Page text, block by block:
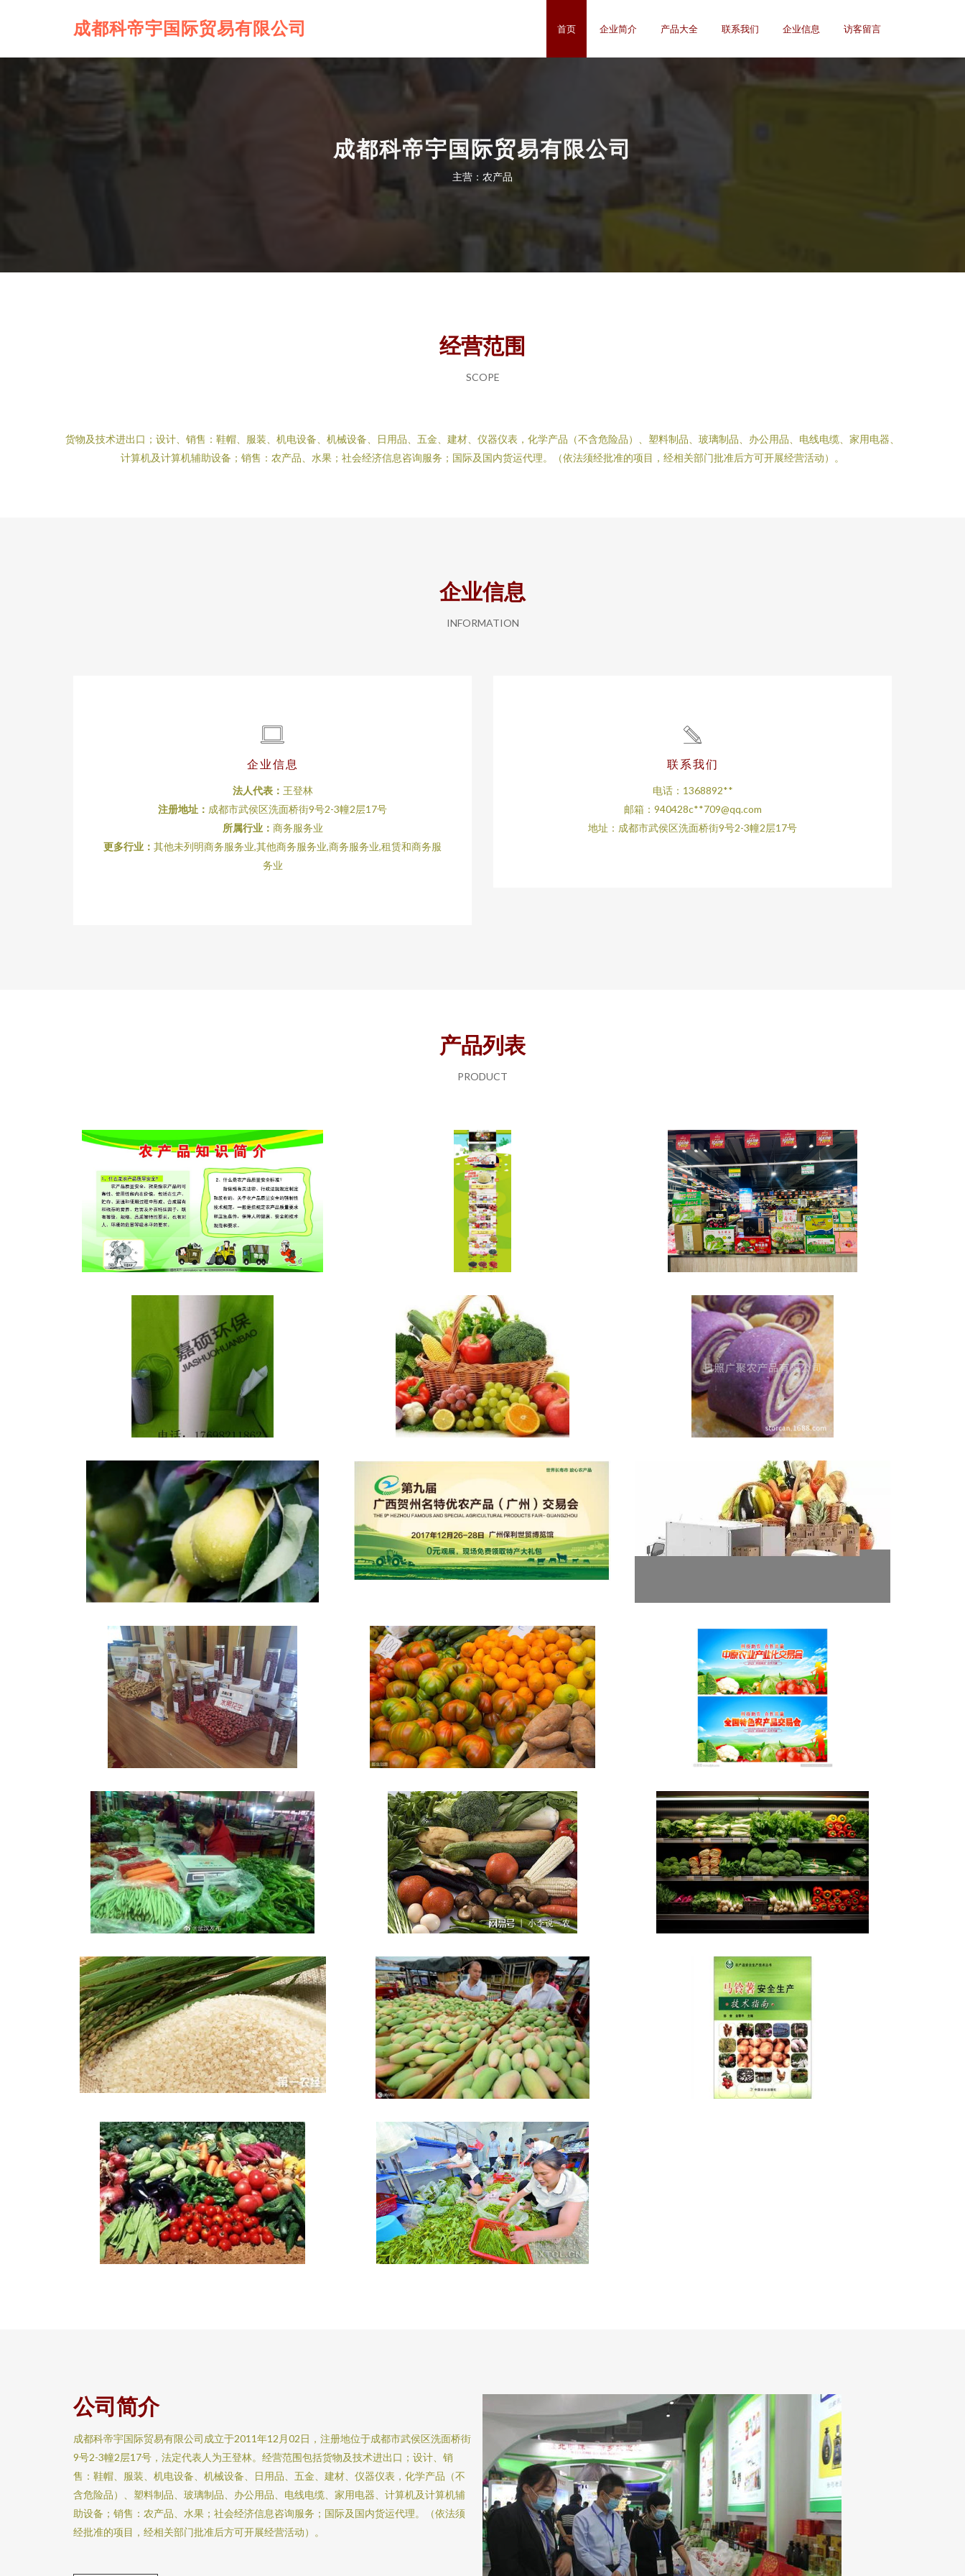
成都科帝宇国际贸易有限公司 首页 企业简介 产品大全 联系我们 企业信息 访客留言
成都科帝宇国际贸易有限公司
主营：农产品
经营范围
SCOPE
货物及技术进出口；设计、销售：鞋帽、服装、机电设备、机械设备、日用品、五金、建材、仪器仪表，化学产品（不含危险品）、塑料制品、玻璃制品、办公用品、电线电缆、家用电器、
计算机及计算机辅助设备；销售：农产品、水果；社会经济信息咨询服务；国际及国内货运代理。（依法须经批准的项目，经相关部门批准后方可开展经营活动）。
企业信息
INFORMATION
企业信息
法人代表： 王登林
注册地址： 成都市武侯区洗面桥街9号2-3幢2层17号
所属行业： 商务服务业
更多行业： 其他未列明商务服务业,其他商务服务业,商务服务业,租赁和商务服
务业
联系我们
电话：1368892**
邮箱：940428c**709@qq.com
地址：成都市武侯区洗面桥街9号2-3幢2层17号
产品列表
PRODUCT
公司简介
成都科帝宇国际贸易有限公司成立于2011年12月02日，注册地位于成都市武侯区洗面桥街
9号2-3幢2层17号，法定代表人为王登林。经营范围包括货物及技术进出口；设计、销
售：鞋帽、服装、机电设备、机械设备、日用品、五金、建材、仪器仪表，化学产品（不
含危险品）、塑料制品、玻璃制品、办公用品、电线电缆、家用电器、计算机及计算机辅
助设备；销售：农产品、水果；社会经济信息咨询服务；国际及国内货运代理。（依法须
经批准的项目，经相关部门批准后方可开展经营活动）。